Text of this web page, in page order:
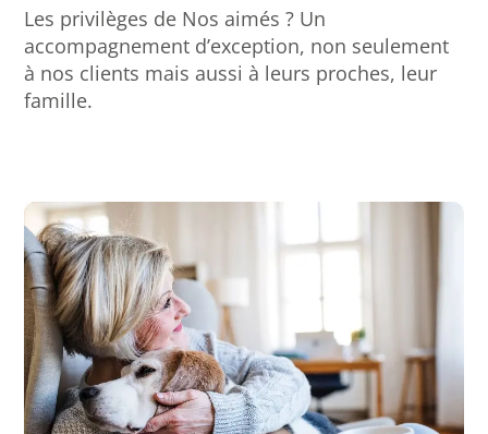
Les privilèges de Nos aimés ? Un
accompagnement d’exception, non seulement
à nos clients mais aussi à leurs proches, leur
famille.